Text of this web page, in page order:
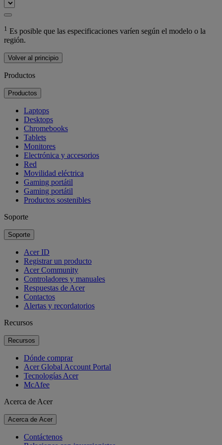
1 Es posible que las especificaciones varíen según el modelo o la
región.
Volver al principio
Productos
Productos
Laptops
Desktops
Chromebooks
Tablets
Monitores
Electrónica y accesorios
Red
Movilidad eléctrica
Gaming portátil
Gaming portátil
Productos sostenibles
Soporte
Soporte
Acer ID
Registrar un producto
Acer Community
Controladores y manuales
Respuestas de Acer
Contactos
Alertas y recordatorios
Recursos
Recursos
Dónde comprar
Acer Global Account Portal
Tecnologías Acer
McAfee
Acerca de Acer
Acerca de Acer
Contáctenos